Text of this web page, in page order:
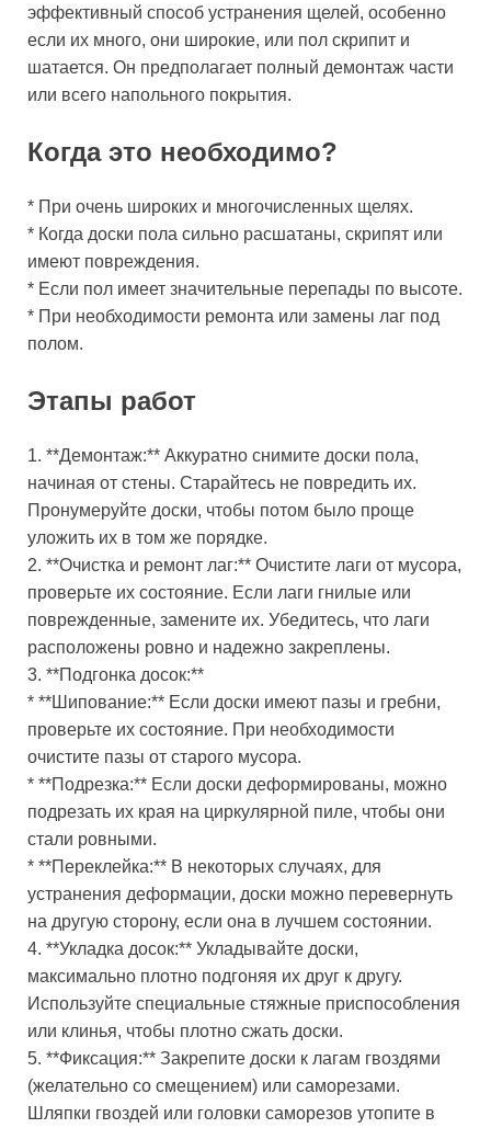
эффективный способ устранения щелей, особенно
если их много, они широкие, или пол скрипит и
шатается. Он предполагает полный демонтаж части
или всего напольного покрытия.
Когда это необходимо?
* При очень широких и многочисленных щелях.
* Когда доски пола сильно расшатаны, скрипят или
имеют повреждения.
* Если пол имеет значительные перепады по высоте.
* При необходимости ремонта или замены лаг под
полом.
Этапы работ
1. **Демонтаж:** Аккуратно снимите доски пола,
начиная от стены. Старайтесь не повредить их.
Пронумеруйте доски, чтобы потом было проще
уложить их в том же порядке.
2. **Очистка и ремонт лаг:** Очистите лаги от мусора,
проверьте их состояние. Если лаги гнилые или
поврежденные, замените их. Убедитесь, что лаги
расположены ровно и надежно закреплены.
3. **Подгонка досок:**
* **Шипование:** Если доски имеют пазы и гребни,
проверьте их состояние. При необходимости
очистите пазы от старого мусора.
* **Подрезка:** Если доски деформированы, можно
подрезать их края на циркулярной пиле, чтобы они
стали ровными.
* **Переклейка:** В некоторых случаях, для
устранения деформации, доски можно перевернуть
на другую сторону, если она в лучшем состоянии.
4. **Укладка досок:** Укладывайте доски,
максимально плотно подгоняя их друг к другу.
Используйте специальные стяжные приспособления
или клинья, чтобы плотно сжать доски.
5. **Фиксация:** Закрепите доски к лагам гвоздями
(желательно со смещением) или саморезами.
Шляпки гвоздей или головки саморезов утопите в